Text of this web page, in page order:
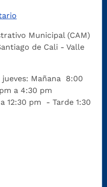
Municipal (CAM)
de Cali - Valle
jueves: Mañana 8:00
a 4:30 pm
12:30 pm - Tarde 1:30